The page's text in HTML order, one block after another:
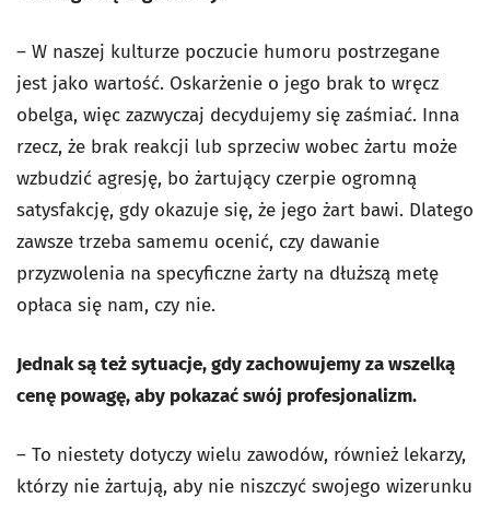
– W naszej kulturze poczucie humoru postrzegane
jest jako wartość. Oskarżenie o jego brak to wręcz
obelga, więc zazwyczaj decydujemy się zaśmiać. Inna
rzecz, że brak reakcji lub sprzeciw wobec żartu może
wzbudzić agresję, bo żartujący czerpie ogromną
satysfakcję, gdy okazuje się, że jego żart bawi. Dlatego
zawsze trzeba samemu ocenić, czy dawanie
przyzwolenia na specyficzne żarty na dłuższą metę
opłaca się nam, czy nie.
Jednak są też sytuacje, gdy zachowujemy za wszelką
cenę powagę, aby pokazać swój profesjonalizm.
– To niestety dotyczy wielu zawodów, również lekarzy,
którzy nie żartują, aby nie niszczyć swojego wizerunku